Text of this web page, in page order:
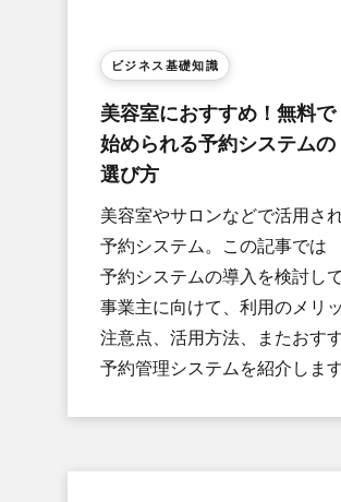
ビジネス基礎知識
美容室に​おすすめ！​無料で​
始められる​予約システムの​
選び方
美容室や​サロンなどで​活用され
予約システム。​この​記事では​
予約システムの​導入を​検討し
事業主に​向けて、​利用の​メリ
注意点、​活用方​法、​また​おす
予約管理システムを​紹介します